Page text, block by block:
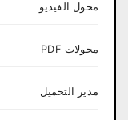
محول الفيديو
محولات PDF
مدير التحميل